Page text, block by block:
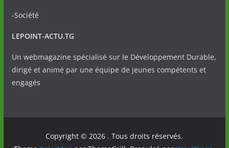
-Société
LEPOINT-ACTU.TG
Un webmagazine spécialisé sur le Développement Durable,
dirigé et animé par une équipe de jeunes compétents et
engagés
Copyright © 2026 . Tous droits réservés.